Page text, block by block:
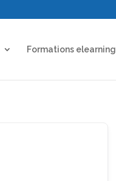
Formations elearning